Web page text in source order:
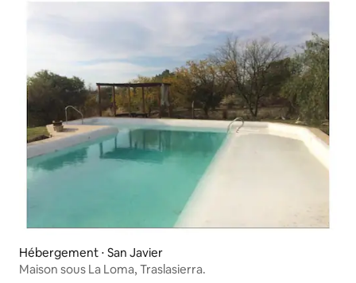
Hébergement ⋅ San Javier
Maison sous La Loma, Traslasierra.